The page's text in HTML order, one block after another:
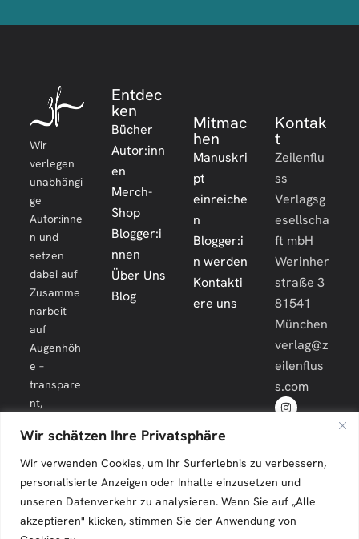
Wir schätzen Ihre Privatsphäre
Wir verwenden Cookies, um Ihr Surferlebnis zu verbessern,
personalisierte Anzeigen oder Inhalte einzusetzen und
unseren Datenverkehr zu analysieren. Wenn Sie auf „Alle
akzeptieren" klicken, stimmen Sie der Anwendung von
Wir
verlegen
unabhängi
ge
Autor:inne
n und
setzen
dabei auf
Zusamme
narbeit
auf
Augenhöh
e –
transpare
nt,
und
langfristig.
Entdec
ken
Bücher
Autor:inn
en
Merch-
Shop
Blogger:i
nnen
Über Uns
Blog
Mitmac
hen
Manuskri
pt
einreiche
n
Blogger:i
n werden
Kontakti
ere uns
Kontak
t
Zeilenflu
ss
Verlagsg
esellscha
ft mbH
Werinher
straße 3
81541
München
verlag@z
eilenflus
s.com